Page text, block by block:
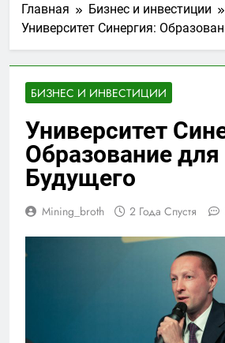
Главная
Бизнес и инвестиции
Университет Синергия:
БИЗНЕС И ИНВЕСТИЦИИ
Университет
Образование для
Будущего
Mining_broth 2 Года Спустя